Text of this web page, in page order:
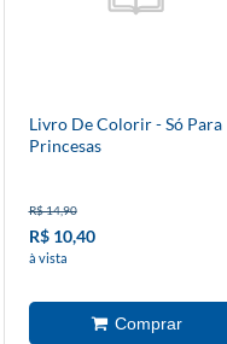
Livro De Colorir - Só Para
Princesas
R$ 14,90
R$ 10,40
à vista